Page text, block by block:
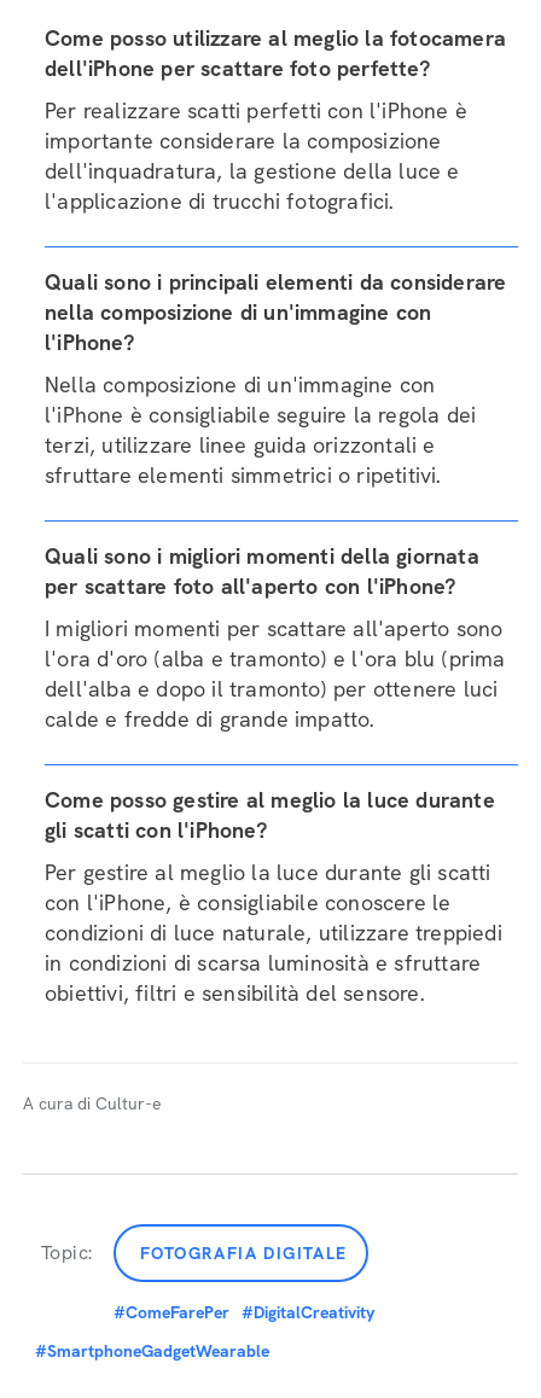
Come posso utilizzare al meglio la fotocamera
dell'iPhone per scattare foto perfette?
Per realizzare scatti perfetti con l'iPhone è
importante considerare la composizione
dell'inquadratura, la gestione della luce e
l'applicazione di trucchi fotografici.
Quali sono i principali elementi da considerare
nella composizione di un'immagine con
l'iPhone?
Nella composizione di un'immagine con
l'iPhone è consigliabile seguire la regola dei
terzi, utilizzare linee guida orizzontali e
sfruttare elementi simmetrici o ripetitivi.
Quali sono i migliori momenti della giornata
per scattare foto all'aperto con l'iPhone?
I migliori momenti per scattare all'aperto sono
l'ora d'oro (alba e tramonto) e l'ora blu (prima
dell'alba e dopo il tramonto) per ottenere luci
calde e fredde di grande impatto.
Come posso gestire al meglio la luce durante
gli scatti con l'iPhone?
Per gestire al meglio la luce durante gli scatti
con l'iPhone, è consigliabile conoscere le
condizioni di luce naturale, utilizzare treppiedi
in condizioni di scarsa luminosità e sfruttare
obiettivi, filtri e sensibilità del sensore.
A cura di Cultur-e
Topic: FOTOGRAFIA DIGITALE
#ComeFarePer #DigitalCreativity
#SmartphoneGadgetWearable